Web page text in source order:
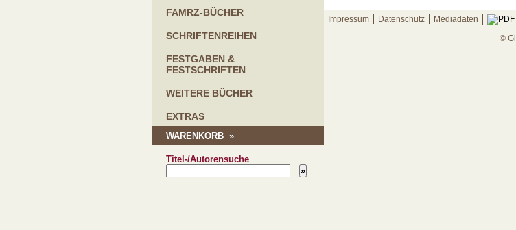
Impressum Datenschutz Mediadaten
©
FAMRZ-BÜCHER
SCHRIFTENREIHEN
FESTGABEN &
FESTSCHRIFTEN
WEITERE BÜCHER
EXTRAS
WARENKORB »
Titel-/Autorensuche